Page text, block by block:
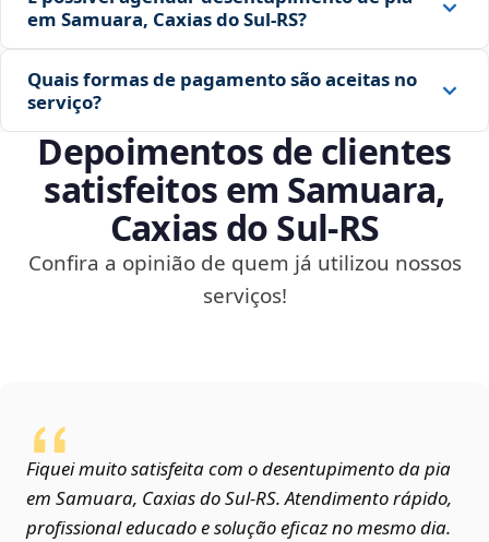
em Samuara, Caxias do Sul‑RS?
Quais formas de pagamento são aceitas no
serviço?
Depoimentos de clientes
satisfeitos em Samuara,
Caxias do Sul‑RS
Confira a opinião de quem já utilizou nossos
serviços!
Fiquei muito satisfeita com o desentupimento da pia
em Samuara, Caxias do Sul‑RS. Atendimento rápido,
profissional educado e solução eficaz no mesmo dia.